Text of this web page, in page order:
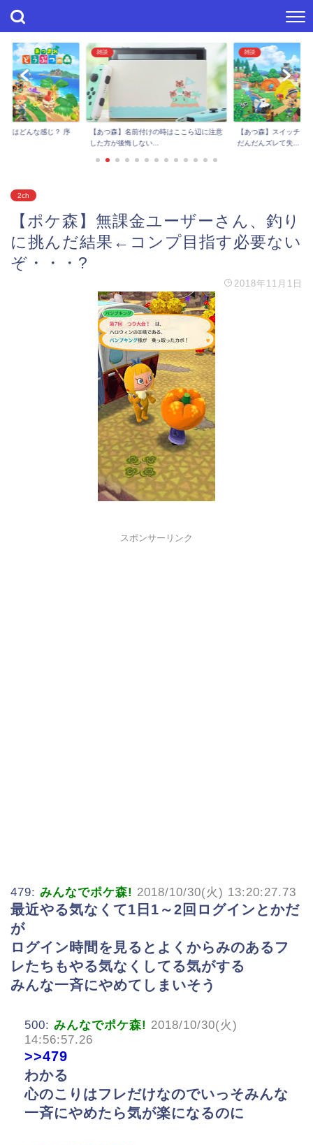
捗はどんな感じ？ 序
雑談
【あつ森】名前付けの時はここら辺に注意
した方が後悔しない...
雑談
【あつ森】スイッチで
だんだんズレて失...
2ch
【ポケ森】無課金ユーザーさん、釣り
に挑んだ結果←コンプ目指す必要ない
ぞ・・・?
2018年11月1日
スポンサーリンク
479: みんなでポケ森! 2018/10/30(火) 13:20:27.73
最近やる気なくて1日1～2回ログインとかだ
が
ログイン時間を見るとよくからみのあるフ
レたちもやる気なくしてる気がする
みんな一斉にやめてしまいそう
500: みんなでポケ森! 2018/10/30(火)
14:56:57.26
>>479
わかる
心のこりはフレだけなのでいっそみんな
一斉にやめたら気が楽になるのに